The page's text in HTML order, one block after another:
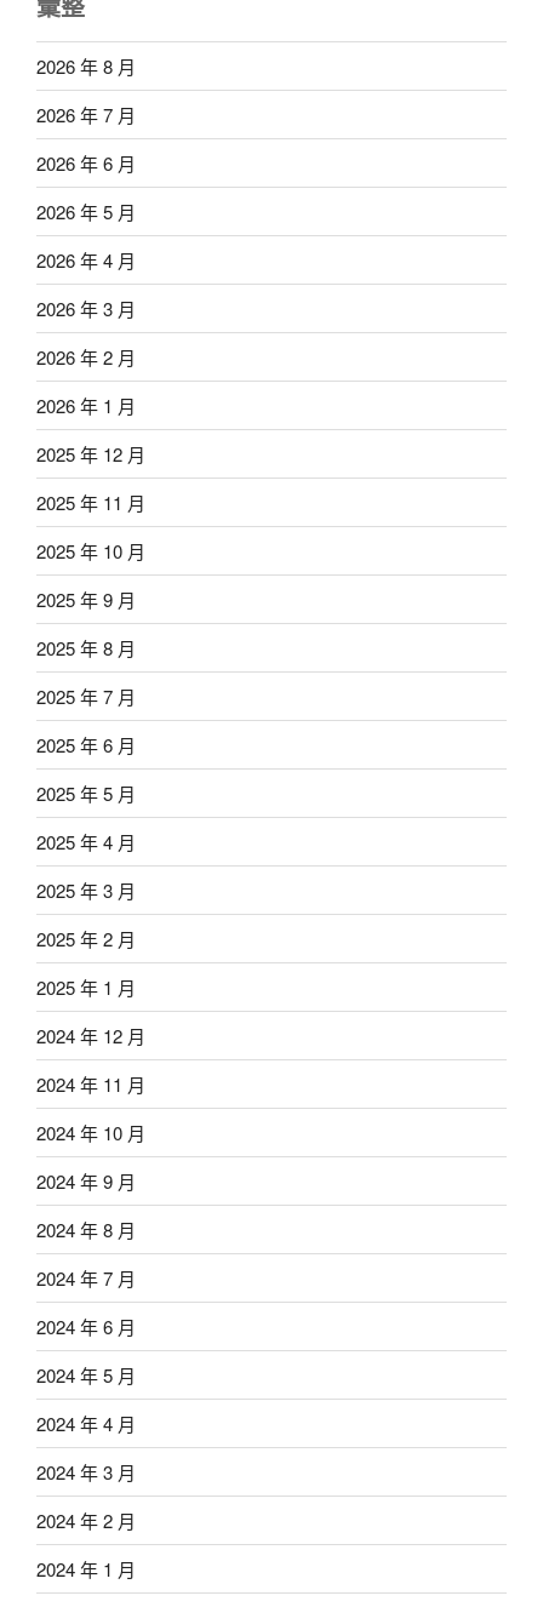
2026 年 8 月
2026 年 7 月
2026 年 6 月
2026 年 5 月
2026 年 4 月
2026 年 3 月
2026 年 2 月
2026 年 1 月
2025 年 12 月
2025 年 11 月
2025 年 10 月
2025 年 9 月
2025 年 8 月
2025 年 7 月
2025 年 6 月
2025 年 5 月
2025 年 4 月
2025 年 3 月
2025 年 2 月
2025 年 1 月
2024 年 12 月
2024 年 11 月
2024 年 10 月
2024 年 9 月
2024 年 8 月
2024 年 7 月
2024 年 6 月
2024 年 5 月
2024 年 4 月
2024 年 3 月
2024 年 2 月
2024 年 1 月